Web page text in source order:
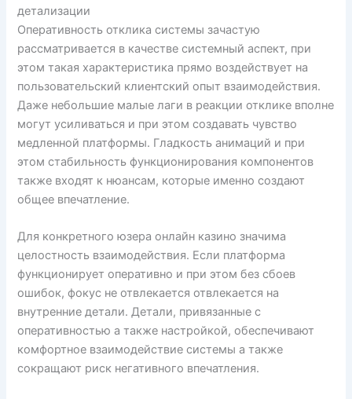
детализации
Оперативность отклика системы зачастую
рассматривается в качестве системный аспект, при
этом такая характеристика прямо воздействует на
пользовательский клиентский опыт взаимодействия.
Даже небольшие малые лаги в реакции отклике вполне
могут усиливаться и при этом создавать чувство
медленной платформы. Гладкость анимаций и при
этом стабильность функционирования компонентов
также входят к нюансам, которые именно создают
общее впечатление.
Для конкретного юзера онлайн казино значима
целостность взаимодействия. Если платформа
функционирует оперативно и при этом без сбоев
ошибок, фокус не отвлекается отвлекается на
внутренние детали. Детали, привязанные с
оперативностью а также настройкой, обеспечивают
комфортное взаимодействие системы а также
сокращают риск негативного впечатления.